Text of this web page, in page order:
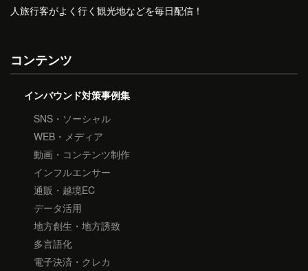
人旅行客がよく行く観光地などを毎日配信！
コンテンツ
インバウンド対策事例集
SNS・ソーシャル
WEB・メディア
動画・コンテンツ制作
インフルエンサー
通販・越境EC
データ活用
地方創生・地方誘致
多言語化
電子決済・クレカ